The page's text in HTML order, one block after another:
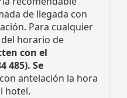
de llegada con
Para cualquier
horario de
con el
485). Se
antelación la hora
hotel.